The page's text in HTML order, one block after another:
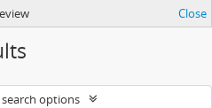
Close
options